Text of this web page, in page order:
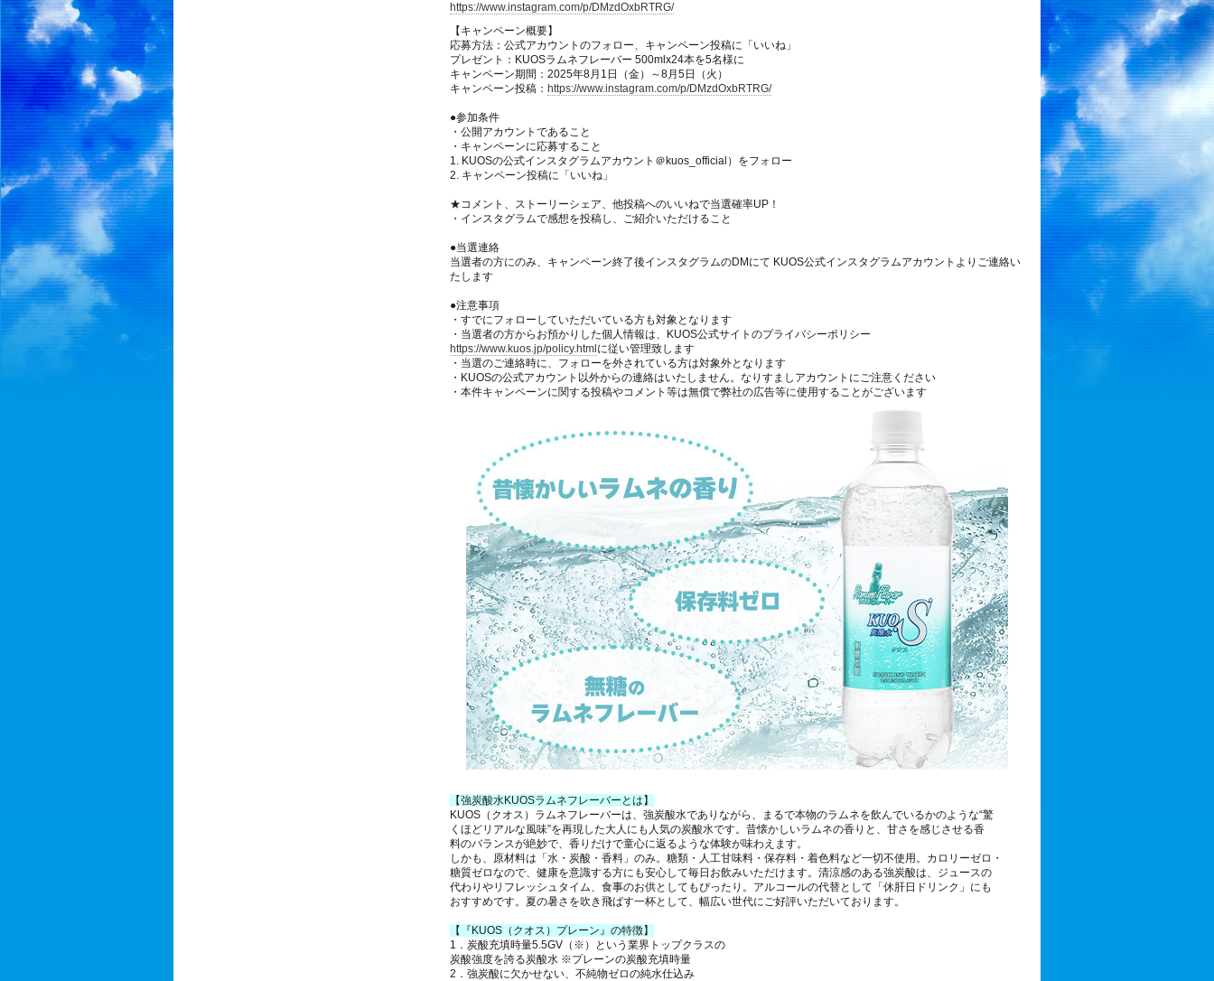
https://www.instagram.com/p/DMzdOxbRTRG/
【キャンペーン概要】
応募方法：公式アカウントのフォロー、キャンペーン投稿に「いいね」
プレゼント：KUOSラムネフレーバー 500mlx24本を5名様に
キャンペーン期間：2025年8月1日（金）～8月5日（火）
キャンペーン投稿： https://www.instagram.com/p/DMzdOxbRTRG/
●参加条件
・公開アカウントであること
・キャンペーンに応募すること
1. KUOSの公式インスタグラムアカウント＠kuos_official）をフォロー
2. キャンペーン投稿に「いいね」
★コメント、ストーリーシェア、他投稿へのいいねで当選確率UP！
・インスタグラムで感想を投稿し、ご紹介いただけること
●当選連絡
当選者の方にのみ、キャンペーン終了後インスタグラムのDMにて KUOS公式インスタグラムアカウントよりご連絡い
たします
●注意事項
・すでにフォローしていただいている方も対象となります
・当選者の方からお預かりした個人情報は、KUOS公式サイトのプライバシーポリシー
https://www.kuos.jp/policy.html に従い管理致します
・当選のご連絡時に、フォローを外されている方は対象外となります
・KUOSの公式アカウント以外からの連絡はいたしません。なりすましアカウントにご注意ください
・本件キャンペーンに関する投稿やコメント等は無償で弊社の広告等に使用することがございます
【強炭酸水KUOSラムネフレーバーとは】
KUOS（クオス）ラムネフレーバーは、強炭酸水でありながら、まるで本物のラムネを飲んでいるかのような“驚
くほどリアルな風味”を再現した大人にも人気の炭酸水です。昔懐かしいラムネの香りと、甘さを感じさせる香
料のバランスが絶妙で、香りだけで童心に返るような体験が味わえます。
しかも、原材料は「水・炭酸・香料」のみ。糖類・人工甘味料・保存料・着色料など一切不使用。カロリーゼロ・
糖質ゼロなので、健康を意識する方にも安心して毎日お飲みいただけます。清涼感のある強炭酸は、ジュースの
代わりやリフレッシュタイム、食事のお供としてもぴったり。アルコールの代替として「休肝日ドリンク」にも
おすすめです。夏の暑さを吹き飛ばす一杯として、幅広い世代にご好評いただいております。
【『KUOS（クオス）プレーン』の特徴】
1．炭酸充填時量5.5GV（※）という業界トップクラスの
炭酸強度を誇る炭酸水 ※プレーンの炭酸充填時量
2．強炭酸に欠かせない、不純物ゼロの純水仕込み